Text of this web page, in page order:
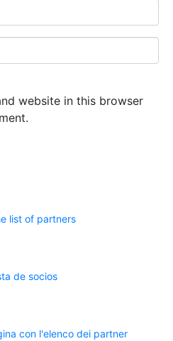
website in this browser
list of partners
de socios
con l'elenco dei partner